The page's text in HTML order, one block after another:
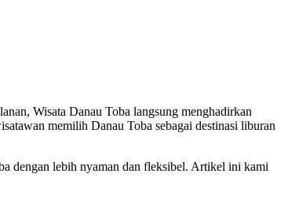
Wisata Danau Toba langsung menghadirkan
memilih Danau Toba sebagai destinasi liburan
dengan lebih nyaman dan fleksibel. Artikel ini kami